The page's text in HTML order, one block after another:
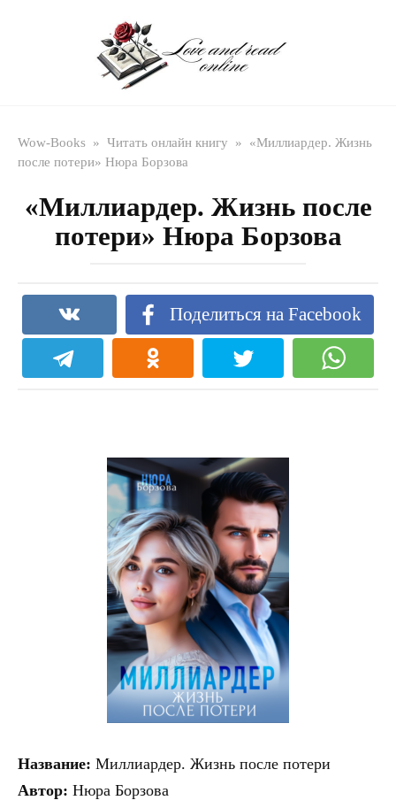
Wow-Books » Читать онлайн книгу » «Миллиардер. Жизнь
после потери» Нюра Борзова
«Миллиардер. Жизнь после
потери» Нюра Борзова
Поделиться на Facebook
Название: Миллиардер. Жизнь после потери
Автор: Нюра Борзова